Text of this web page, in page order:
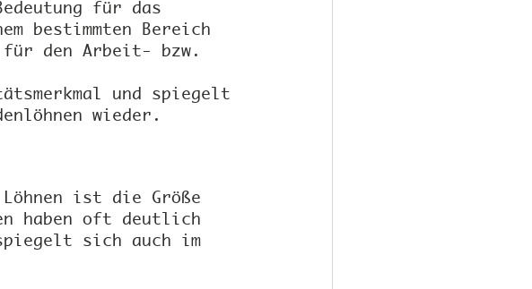
für das
bestimmten Bereich
den Arbeit- bzw.
und spiegelt
wieder.
ist die Größe
haben oft deutlich
sich auch im